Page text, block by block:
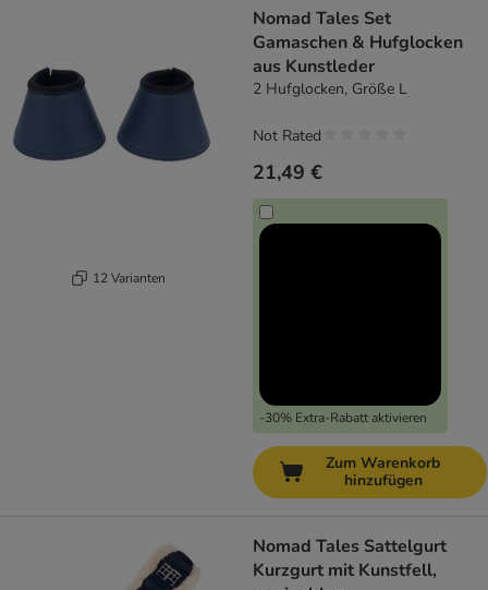
12 Varianten
Nomad Tales Set
Gamaschen & Hufglocken
aus Kunstleder
2 Hufglocken, Größe L
21,49 €
-30% Extra-Rabatt aktivieren
Not Rated
Zum Warenkorb
hinzufügen
Nomad Tales Sattelgurt
Kurzgurt mit Kunstfell,